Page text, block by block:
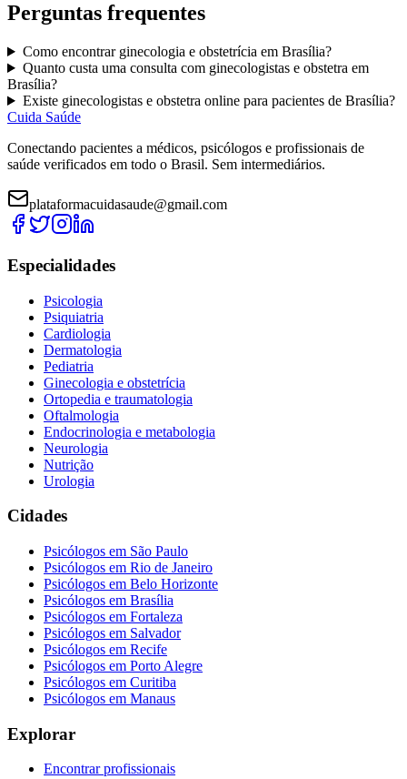
Perguntas frequentes
Como encontrar ginecologia e obstetrícia em Brasília?
Quanto custa uma consulta com ginecologistas e obstetra em
Brasília?
Existe ginecologistas e obstetra online para pacientes de Brasília?
Cuida Saúde
Conectando pacientes a médicos, psicólogos e profissionais de
saúde verificados em todo o Brasil. Sem intermediários.
plataformacuidasaude@gmail.com
Especialidades
Psicologia
Psiquiatria
Cardiologia
Dermatologia
Pediatria
Ginecologia e obstetrícia
Ortopedia e traumatologia
Oftalmologia
Endocrinologia e metabologia
Neurologia
Nutrição
Urologia
Cidades
Psicólogos em São Paulo
Psicólogos em Rio de Janeiro
Psicólogos em Belo Horizonte
Psicólogos em Brasília
Psicólogos em Fortaleza
Psicólogos em Salvador
Psicólogos em Recife
Psicólogos em Porto Alegre
Psicólogos em Curitiba
Psicólogos em Manaus
Explorar
Encontrar profissionais